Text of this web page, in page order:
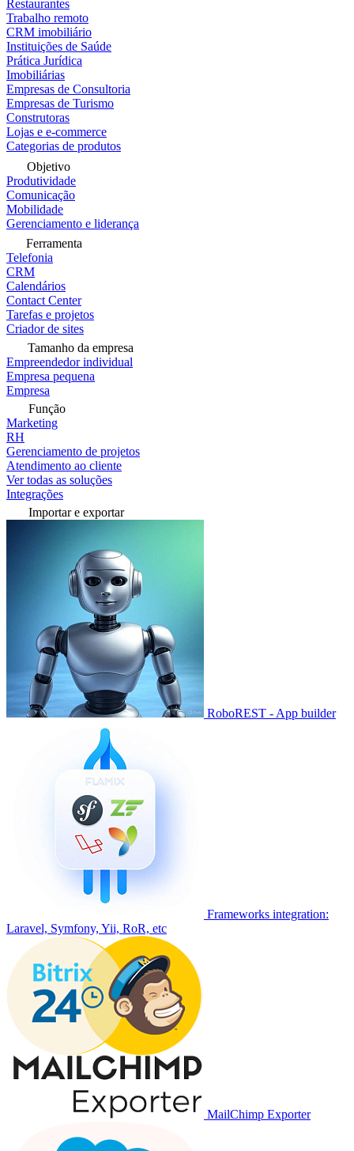
Restaurantes
Trabalho remoto
CRM imobiliário
Instituições de Saúde
Prática Jurídica
Imobiliárias
Empresas de Consultoria
Empresas de Turismo
Construtoras
Lojas e e-commerce
Categorias de produtos
Objetivo
Produtividade
Comunicação
Mobilidade
Gerenciamento e liderança
Ferramenta
Telefonia
CRM
Calendários
Contact Center
Tarefas e projetos
Criador de sites
Tamanho da empresa
Empreendedor individual
Empresa pequena
Empresa
Função
Marketing
RH
Gerenciamento de projetos
Atendimento ao cliente
Ver todas as soluções
Integrações
Importar e exportar
RoboREST - App builder
Frameworks integration:
Laravel, Symfony, Yii, RoR, etc
MailChimp Exporter